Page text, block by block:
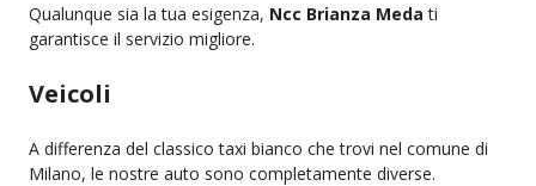
Qualunque sia la tua esigenza, Ncc Brianza Meda ti
garantisce il servizio migliore.
Veicoli
A differenza del classico taxi bianco che trovi nel comune di
Milano, le nostre auto sono completamente diverse.